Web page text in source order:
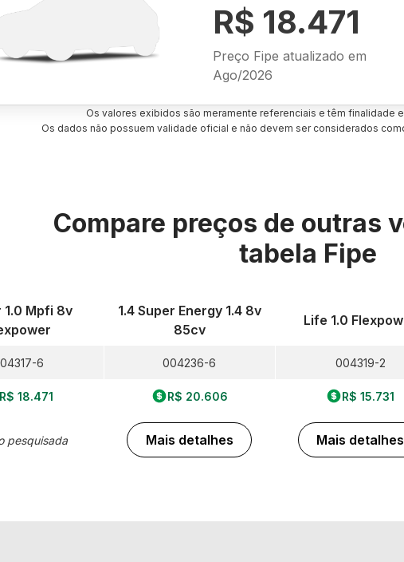
R$ 18.471
Preço Fipe atualizado em
Ago/2026
Os valores exibidos são meramente referenciais e têm finalidade
Os dados não possuem validade oficial e não devem ser considerados
Compare preços de outras
tabela Fipe
1.0 Mpfi 8v
6
R$ 18.471
pesquisada
1.4 Super Energy 1.4 8v
85cv
004236-6
R$ 20.606
Mais detalhes
Life 1.0
004319-2
R$ 15.731
Mais detalhes